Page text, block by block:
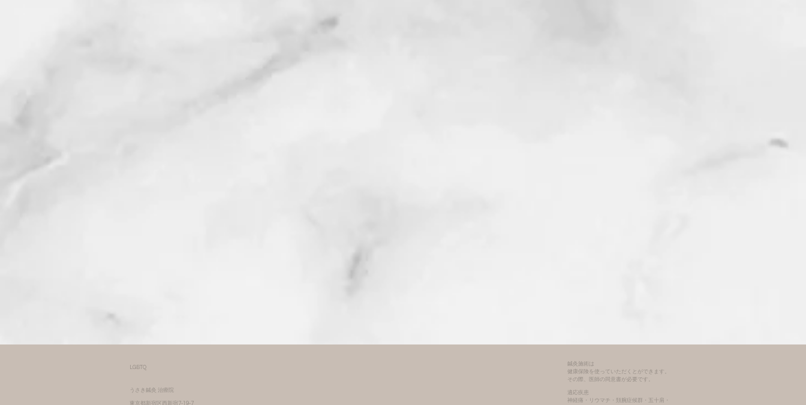
LGBTQ
うさき鍼灸 治療院
東京都新宿区西新宿7-19-7
鍼灸施術は
健康保険を使っていただくとができます。
その際、医師の同意書が必要です。
適応疾患
神経痛・リウマチ・頚腕症候群・五十肩・